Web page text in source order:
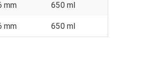
mm 650 ml
mm 650 ml